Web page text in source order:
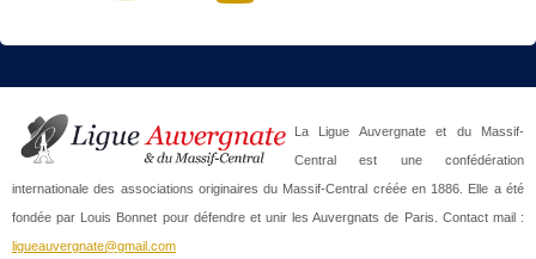
La Ligue Auvergnate et du Massif-
Central est une confédération
internationale des associations originaires du Massif-Central créée en 1886. Elle a été
fondée par Louis Bonnet pour défendre et unir les Auvergnats de Paris. Contact mail :
ligueauvergnate@gmail.com